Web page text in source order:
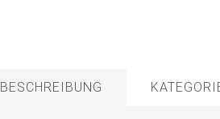
BESCHREIBUNG